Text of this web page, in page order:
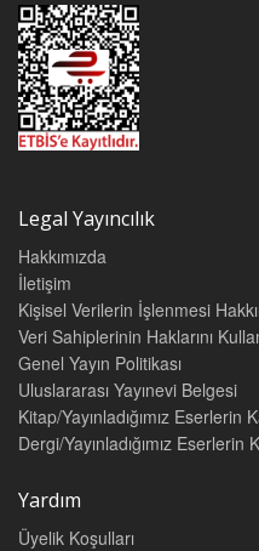
Legal Yayıncılık
Hakkımızda
İletişim
Kişisel Verilerin İşlenmesi
Veri Sahiplerinin Haklarını
Genel Yayın Politikası
Uluslararası Yayınevi Belgesi
Kitap/Yayınladığımız Eserlerin
Dergi/Yayınladığımız Eserlerin
Yardım
Üyelik Koşulları